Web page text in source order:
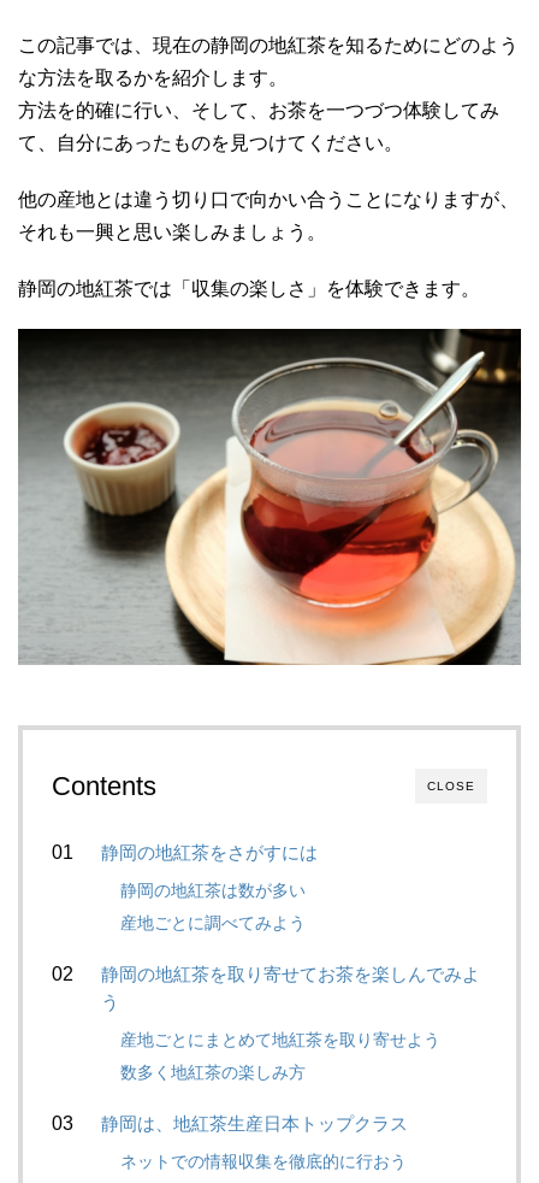
この記事では、現在の静岡の地紅茶を知るためにどのよう
な方法を取るかを紹介します。
方法を的確に行い、そして、お茶を一つづつ体験してみ
て、自分にあったものを見つけてください。
他の産地とは違う切り口で向かい合うことになりますが、
それも一興と思い楽しみましょう。
静岡の地紅茶では「収集の楽しさ」を体験できます。
CLOSE
Contents
静岡の地紅茶をさがすには
静岡の地紅茶は数が多い
産地ごとに調べてみよう
静岡の地紅茶を取り寄せてお茶を楽しんでみよ
う
産地ごとにまとめて地紅茶を取り寄せよう
数多く地紅茶の楽しみ方
静岡は、地紅茶生産日本トップクラス
ネットでの情報収集を徹底的に行おう